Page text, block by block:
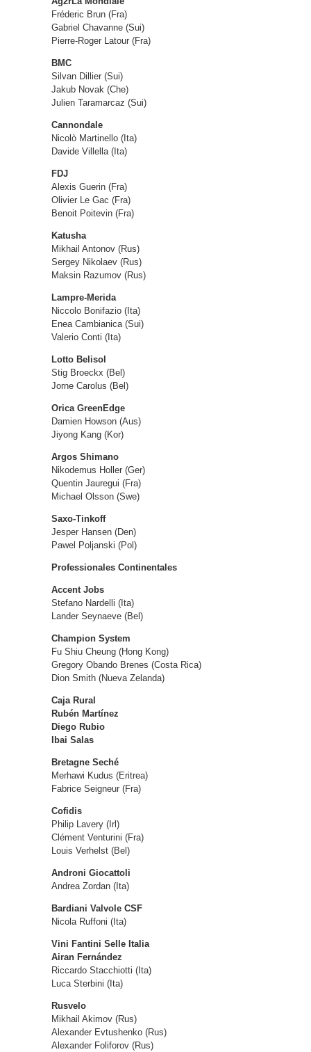
Fréderic Brun (Fra)
Gabriel Chavanne (Sui)
Pierre-Roger Latour (Fra)
BMC
Silvan Dillier (Sui)
Jakub Novak (Che)
Julien Taramarcaz (Sui)
Cannondale
Nicolò Martinello (Ita)
Davide Villella (Ita)
FDJ
Alexis Guerin (Fra)
Olivier Le Gac (Fra)
Benoit Poitevin (Fra)
Katusha
Mikhail Antonov (Rus)
Sergey Nikolaev (Rus)
Maksin Razumov (Rus)
Lampre-Merida
Niccolo Bonifazio (Ita)
Enea Cambianica (Sui)
Valerio Conti (Ita)
Lotto Belisol
Stig Broeckx (Bel)
Jorne Carolus (Bel)
Orica GreenEdge
Damien Howson (Aus)
Jiyong Kang (Kor)
Argos Shimano
Nikodemus Holler (Ger)
Quentin Jauregui (Fra)
Michael Olsson (Swe)
Saxo-Tinkoff
Jesper Hansen (Den)
Pawel Poljanski (Pol)
Professionales Continentales
Accent Jobs
Stefano Nardelli (Ita)
Lander Seynaeve (Bel)
Champion System
Fu Shiu Cheung (Hong Kong)
Gregory Obando Brenes (Costa Rica)
Dion Smith (Nueva Zelanda)
Caja Rural
Rubén Martínez
Diego Rubio
Ibai Salas
Bretagne Seché
Merhawi Kudus (Eritrea)
Fabrice Seigneur (Fra)
Cofidis
Philip Lavery (Irl)
Clément Venturini (Fra)
Louis Verhelst (Bel)
Androni Giocattoli
Andrea Zordan (Ita)
Bardiani Valvole CSF
Nicola Ruffoni (Ita)
Vini Fantini Selle Italia
Airan Fernández
Riccardo Stacchiotti (Ita)
Luca Sterbini (Ita)
Rusvelo
Mikhail Akimov (Rus)
Alexander Evtushenko (Rus)
Alexander Foliforov (Rus)